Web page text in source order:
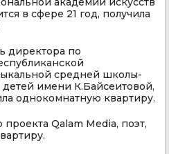
в сфере 21 год, получила
директора по
средней школы-
имени К.Байсеитовой,
однокомнатную квартиру.
Qalam Media, поэт,